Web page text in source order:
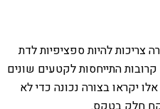
צריכות להיות ספציפיות לדת
קרובות התייחסות לקטעים שונים
יקראו בצורה נכונה כדי לא